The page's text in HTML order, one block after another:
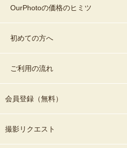
OurPhotoの価格のヒミツ
初めての方へ
ご利用の流れ
会員登録（無料）
撮影リクエスト